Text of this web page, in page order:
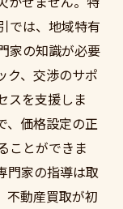
では、地域特有
家の知識が必要
ク、交渉のサポ
スを支援しま
、価格設定の正
ことができま
門家の指導は取
不動産買取が初